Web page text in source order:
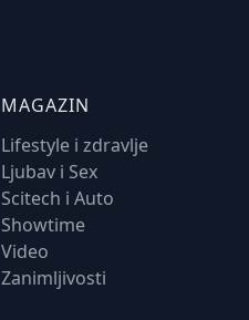
MAGAZIN
Lifestyle i zdravlje
Ljubav i Sex
Scitech i Auto
Showtime
Video
Zanimljivosti